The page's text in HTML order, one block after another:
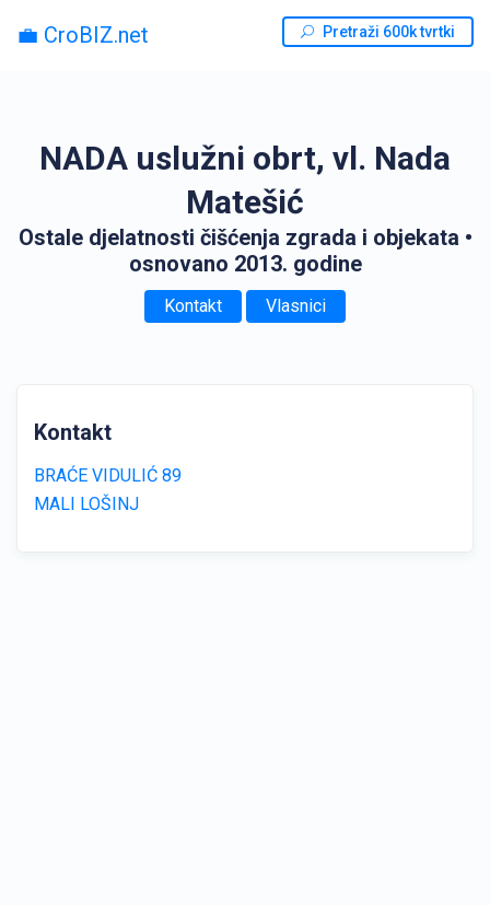
💼 CroBIZ.net Pretraži 600k tvrtki
NADA uslužni obrt, vl. Nada
Matešić
Ostale djelatnosti čišćenja zgrada i objekata •
osnovano 2013. godine
Kontakt Vlasnici
Kontakt
BRAĆE VIDULIĆ 89
MALI LOŠINJ